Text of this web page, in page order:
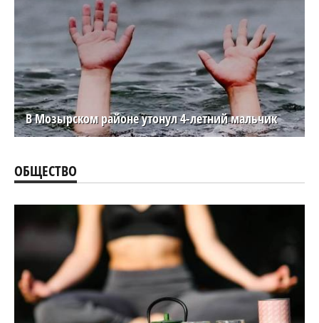
В Мозырском районе утонул 4-летний мальчик
ОБЩЕСТВО